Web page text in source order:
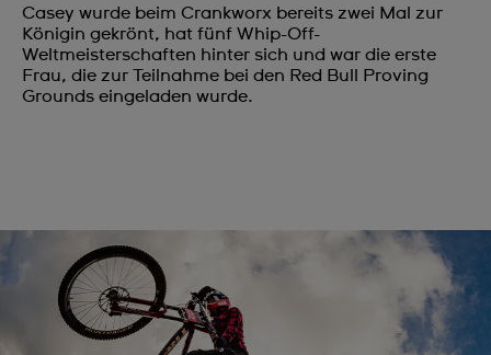
Casey wurde beim Crankworx bereits zwei Mal zur
Königin gekrönt, hat fünf Whip-Off-
Weltmeisterschaften hinter sich und war die erste
Frau, die zur Teilnahme bei den Red Bull Proving
Grounds eingeladen wurde.